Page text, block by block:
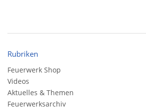
Rubriken
Feuerwerk Shop
Videos
Aktuelles & Themen
Feuerwerksarchiv